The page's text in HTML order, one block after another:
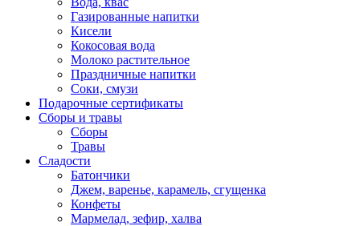
Газированные напитки
Кисели
Кокосовая вода
Молоко растительное
Праздничные напитки
Соки, смузи
Подарочные сертификаты
Сборы и травы
Сборы
Травы
Сладости
Батончики
Джем, варенье, карамель, сгущенка
Конфеты
Мармелад, зефир, халва